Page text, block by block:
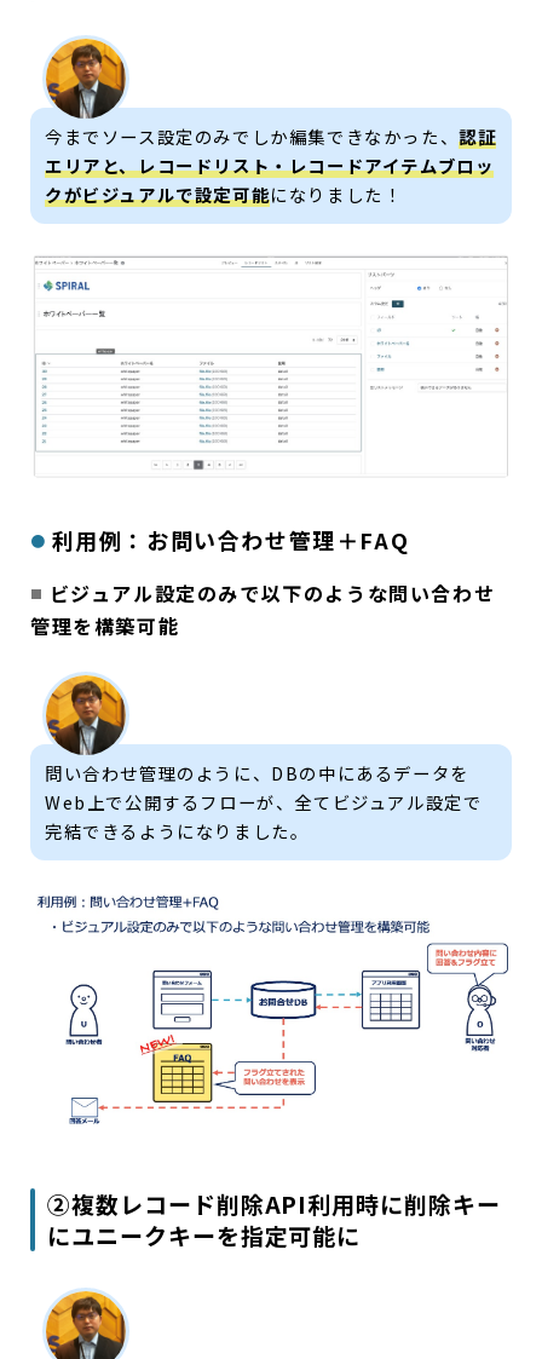
今までソース設定のみでしか編集できなかった、認証
エリアと、レコードリスト・レコードアイテムブロッ
クがビジュアルで設定可能になりました！
利用例：お問い合わせ管理＋FAQ
ビジュアル設定のみで以下のような問い合わせ
管理を構築可能
問い合わせ管理のように、DBの中にあるデータを
Web上で公開するフローが、全てビジュアル設定で
完結できるようになりました。
②複数レコード削除API利用時に削除キー
にユニークキーを指定可能に